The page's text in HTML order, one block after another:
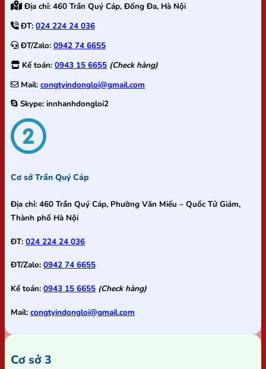
Địa chỉ: 460 Trần Quý Cáp, Đống Đa, Hà Nội
ĐT: 024 224 24 036
ĐT/Zalo: 0942 74 6655
Kế toán: 0943 15 6655 (Check hàng)
Mail: congtyindongloi@gmail.com
Skype: innhanhdongloi2
Cơ sở Trần Quý Cáp
Địa chỉ: 460 Trần Quý Cáp, Phường Văn Miếu – Quốc Tử Giám,
Thành phố Hà Nội
ĐT: 024 224 24 036
ĐT/Zalo: 0942 74 6655
Kế toán: 0943 15 6655 (Check hàng)
Mail: congtyindongloi@gmail.com
Cơ sở 3